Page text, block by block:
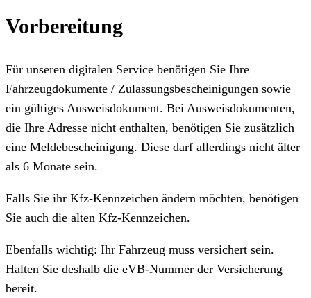
Vorbereitung
Für unseren digitalen Service benötigen Sie Ihre
Fahrzeugdokumente / Zulassungsbescheinigungen sowie
ein gültiges Ausweisdokument. Bei Ausweisdokumenten,
die Ihre Adresse nicht enthalten, benötigen Sie zusätzlich
eine Meldebescheinigung. Diese darf allerdings nicht älter
als 6 Monate sein.
Falls Sie ihr Kfz-Kennzeichen ändern möchten, benötigen
Sie auch die alten Kfz-Kennzeichen.
Ebenfalls wichtig: Ihr Fahrzeug muss versichert sein.
Halten Sie deshalb die eVB-Nummer der Versicherung
bereit.